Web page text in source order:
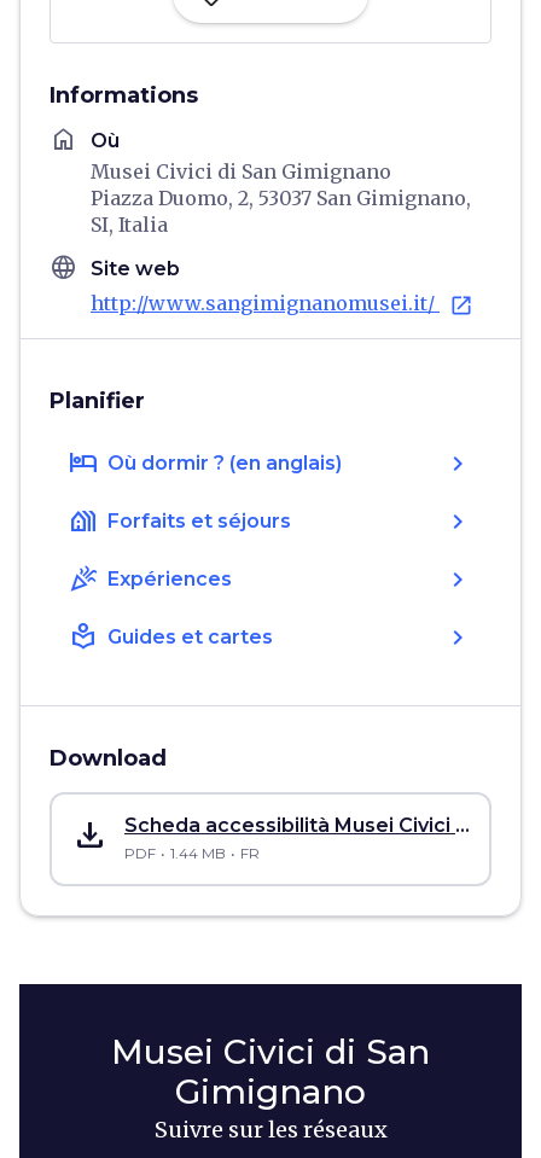
Informations
home Où
Musei Civici di San Gimignano
Piazza Duomo, 2, 53037 San Gimignano,
SI, Italia
language Site web
http://www.sangimignanomusei.it/ open_in_new
Planifier
hotel Où dormir ? (en anglais) chevron_right
holiday_village Forfaits et séjours chevron_right
celebration Expériences chevron_right
local_library Guides et cartes chevron_right
Download
save_alt Scheda accessibilità Musei Civici di San Gimignano
PDF 1.44 MB FR
Musei Civici di San
Gimignano
Suivre sur les réseaux